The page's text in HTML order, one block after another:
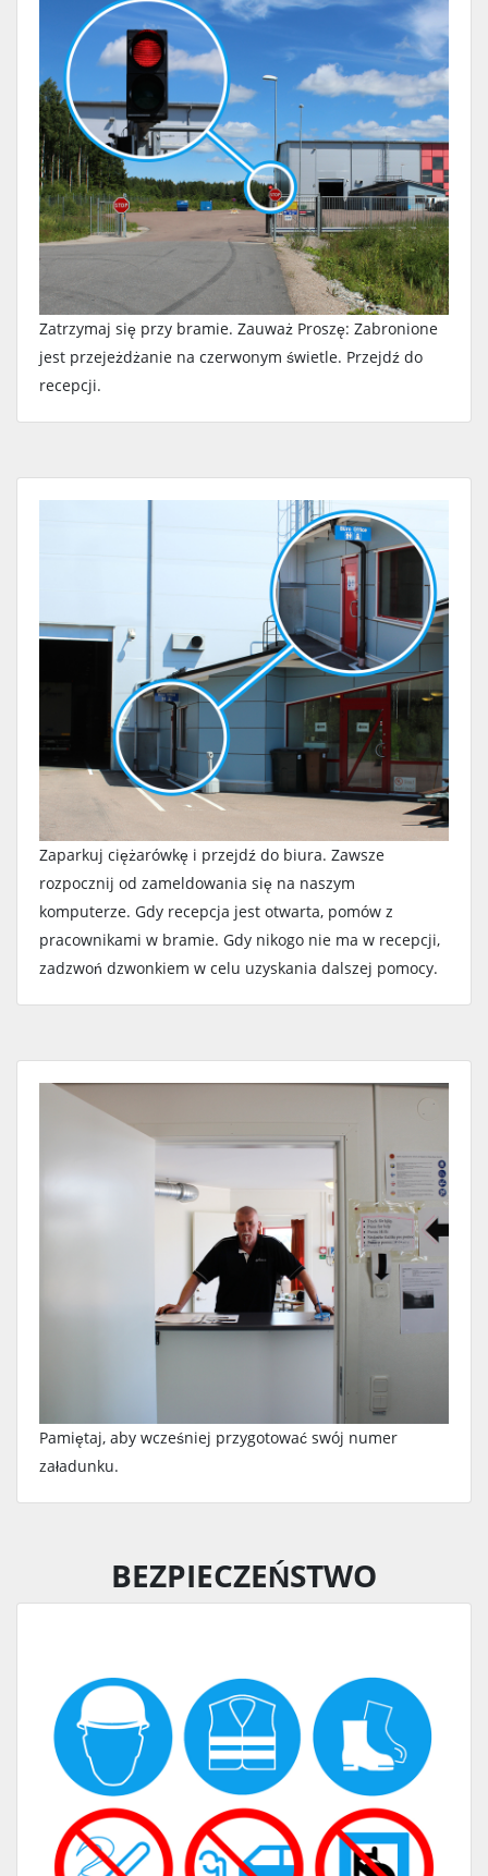
Zatrzymaj się przy bramie. Zauważ Proszę: Zabronione
jest przejeżdżanie na czerwonym świetle. Przejdź do
recepcji.
Zaparkuj ciężarówkę i przejdź do biura. Zawsze
rozpocznij od zameldowania się na naszym
komputerze. Gdy recepcja jest otwarta, pomów z
pracownikami w bramie. Gdy nikogo nie ma w recepcji,
zadzwoń dzwonkiem w celu uzyskania dalszej pomocy.
Pamiętaj, aby wcześniej przygotować swój numer
załadunku.
BEZPIECZEŃSTWO